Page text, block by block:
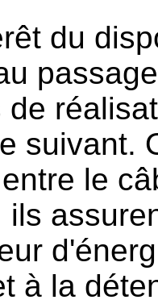
du
de
suivant.
le
ils
à la